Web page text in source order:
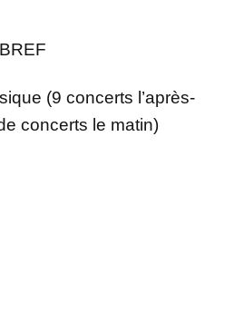
(9 concerts l’après-
concerts le matin)